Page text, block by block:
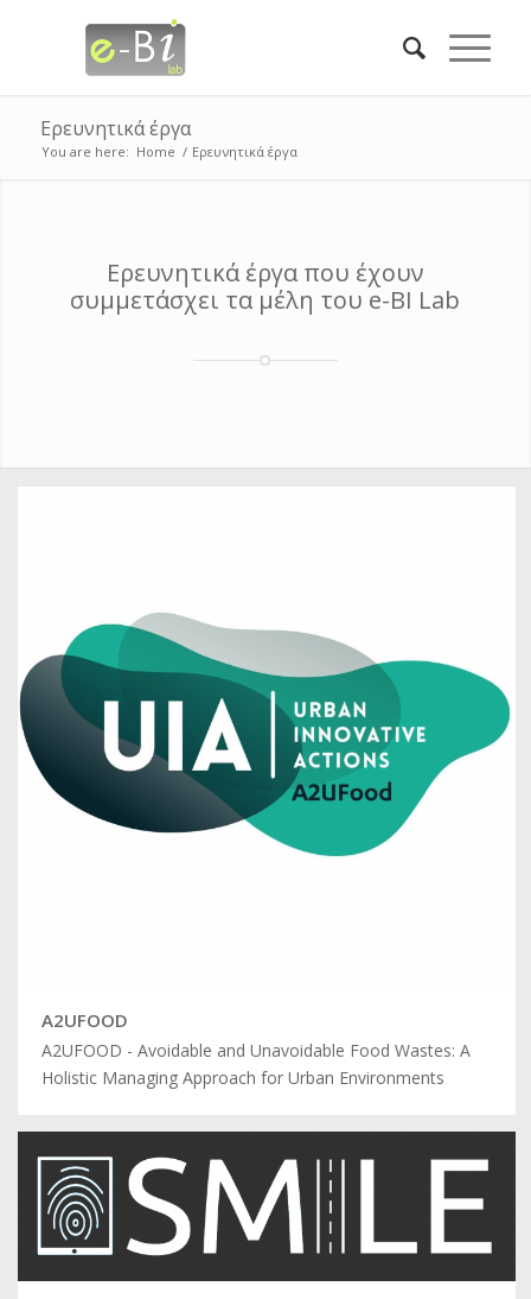
Ερευνητικά έργα
You are here: Home / Ερευνητικά έργα
Ερευνητικά έργα που έχουν
συμμετάσχει τα μέλη του e-BI Lab
A2UFOOD
A2UFOOD - Avoidable and Unavoidable Food Wastes: A
Holistic Managing Approach for Urban Environments